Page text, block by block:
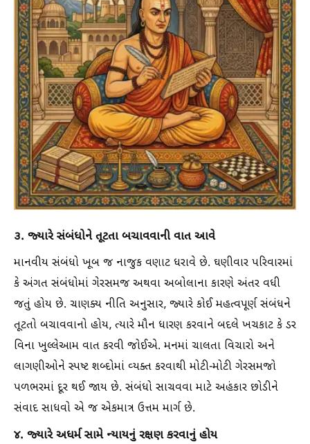
૩. જ્યારે સંબંધોને તૂટતા બચાવવાની વાત આવે
માનવીય સંબંધો ખૂબ જ નાજુક વણાટ ધરાવે છે. ઘણીવાર પરિવારમાં
કે અંગત સંબંધોમાં ગેરસમજ અથવા અબોલાના કારણે અંતર વધી
જતું હોય છે. ચાણક્ય નીતિ અનુસાર, જ્યારે કોઈ મહત્વપૂર્ણ સંબંધને
તૂટતો બચાવવાનો હોય, ત્યારે મૌન ધારણ કરવાને બદલે ખચકાટ કે ડર
વિના ખુલ્લેઆમ વાત કરવી જોઈએ. મનમાં ચાલતા વિચારો અને
લાગણીઓને સ્પષ્ટ શબ્દોમાં વ્યક્ત કરવાથી મોટી-મોટી ગેરસમજો
પળભરમાં દૂર થઈ જાય છે. સંબંધો સાચવવા માટે અહંકાર છોડીને
સંવાદ સાધવો એ જ એકમાત્ર ઉત્તમ માર્ગ છે.
૪. જ્યારે અધર્મ સામે ન્યાયનું રક્ષણ કરવાનું હોય